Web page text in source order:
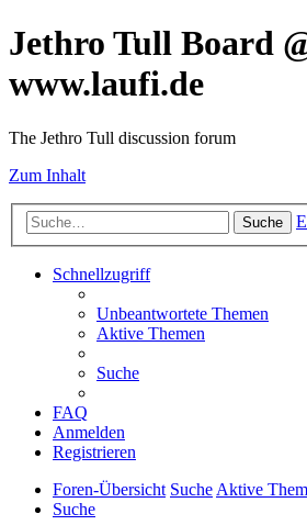
Jethro Tull Board
www.laufi.de
The Jethro Tull discussion forum
Zum Inhalt
Suche
Schnellzugriff
Unbeantwortete Themen
Aktive Themen
Suche
FAQ
Anmelden
Registrieren
Foren-Übersicht SucheAktive
Suche